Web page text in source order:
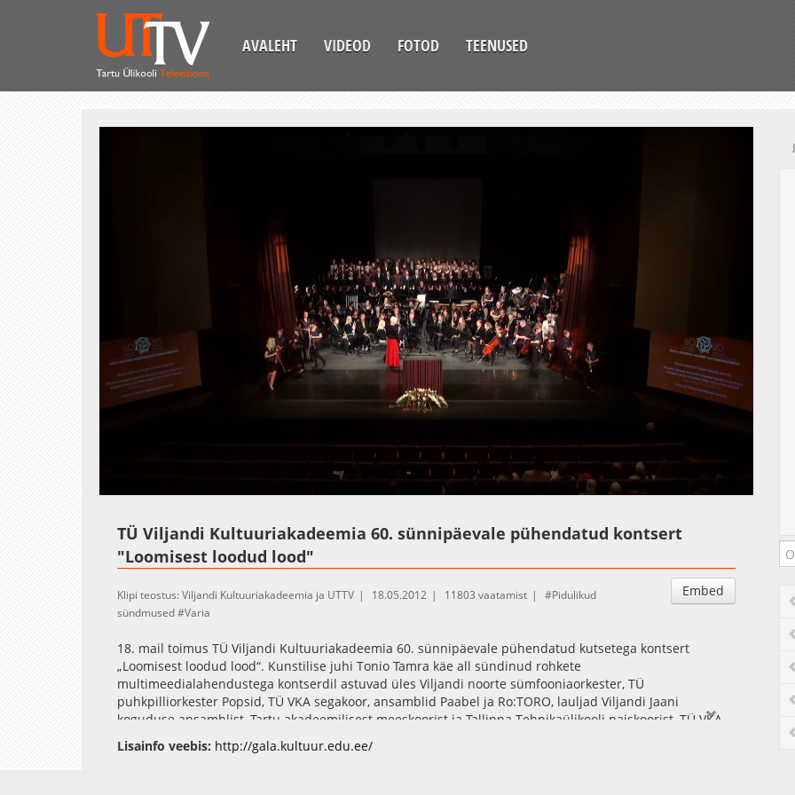
AVALEHT VIDEOD FOTOD TEENUSED
Auto
TÜ Viljandi Kultuuriakadeemia 60. sünnipäevale pühendatud kontsert
"Loomisest loodud lood"
Embed
Klipi teostus: Viljandi Kultuuriakadeemia ja UTTV 18.05.2012 11803 vaatamist
Pidulikud
sündmused
Varia
18. mail toimus TÜ Viljandi Kultuuriakadeemia 60. sünnipäevale pühendatud kutsetega kontsert
„Loomisest loodud lood“. Kunstilise juhi Tonio Tamra käe all sündinud rohkete
multimeedialahendustega kontserdil astuvad üles Viljandi noorte sümfooniaorkester, TÜ
puhkpilliorkester Popsid, TÜ VKA segakoor, ansamblid Paabel ja Ro:TORO, lauljad Viljandi Jaani
koguduse ansamblist, Tartu akadeemilisest meeskoorist ja Tallinna Tehnikaülikooli naiskoorist, TÜ VKA
üliõpilased ja paljud teised.
Lisainfo veebis: http://gala.kultuur.edu.ee/